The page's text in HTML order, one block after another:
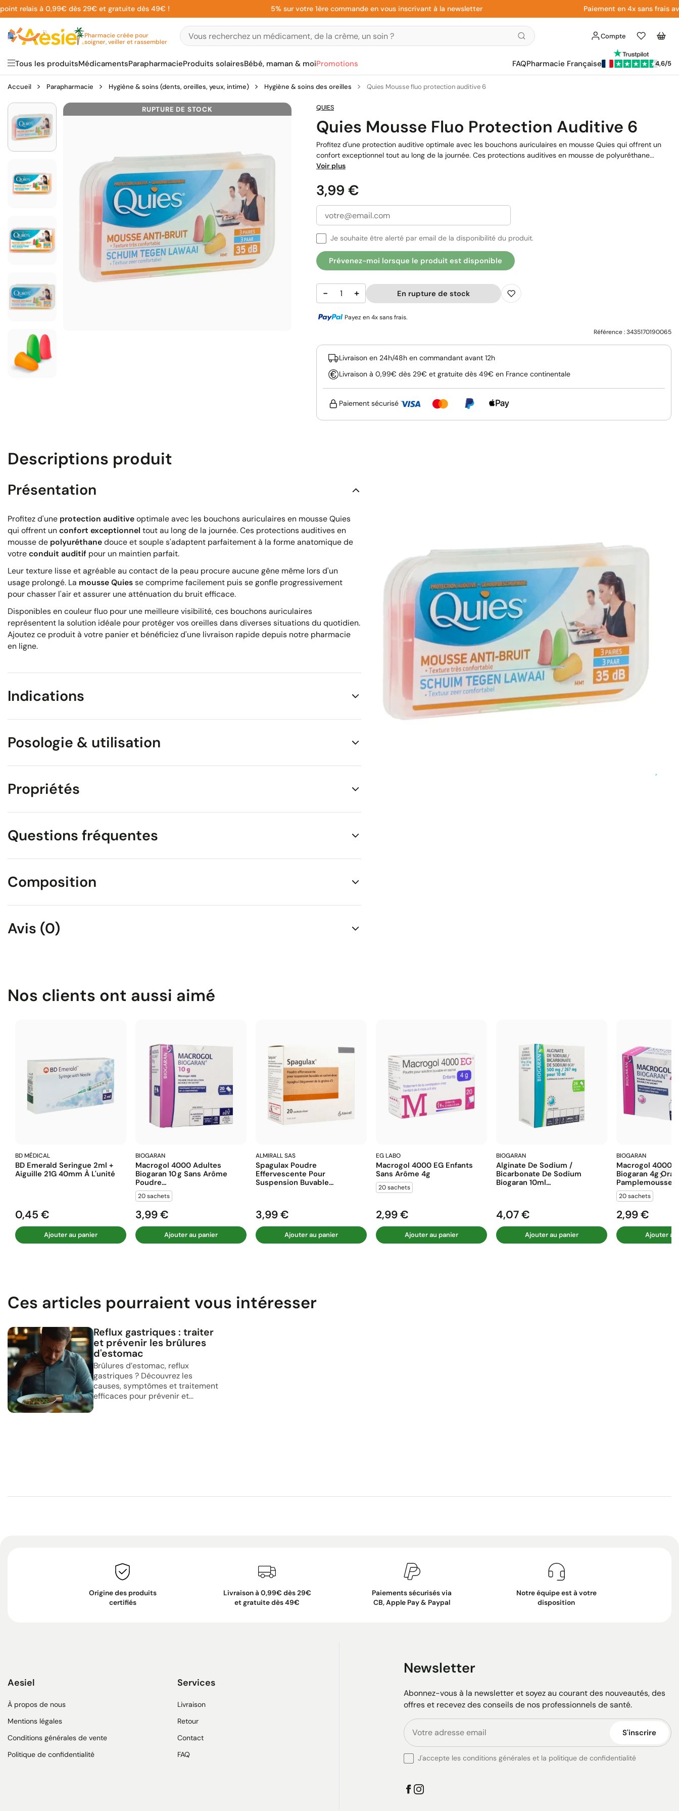
Aller
au
contenu
à 0,99€ dès 29€ et gratuite dès 49€ ! 5% sur votre 1ère commande en vous inscrivant à la newsletter Paiement en 4x sans frais avec
Pharmacie créée pour
soigner, veiller et rassembler
Compte
Liste
d'envies
Panier
Tous les produitsMédicamentsParapharmacieProduits solairesBébé, maman & moiPromotions FAQPharmacie Française 4,6/5
Accueil Parapharmacie Hygiène & soins (dents, oreilles, yeux, intime) Hygiène & soins des oreilles Quies Mousse fluo protection auditive 6
RUPTURE DE STOCK QUIES
Quies Mousse Fluo Protection Auditive 6
Profitez d'une protection auditive optimale avec les bouchons auriculaires en mousse Quies qui offrent un
confort exceptionnel tout au long de la journée. Ces protections auditives en mousse de polyuréthane...
Voir plus
Prix
3,99 €
Je souhaite être alerté par email de la disponibilité du produit.
Prévenez-moi lorsque le produit est disponible
− + En rupture de stock
Payez en 4x sans frais.
Référence :3435170190065
Livraison en 24h/48h en commandant avant 12h
Livraison à 0,99€ dès 29€ et gratuite dès 49€ en France continentale
Paiement sécurisé
Descriptions produit
Présentation
Profitez d'une protection auditiveoptimale avec les bouchons auriculaires en mousse Quies
qui offrent un confort exceptionnel tout au long de la journée. Ces protections auditives en
mousse de polyuréthanedouce et souple s'adaptent parfaitement à la forme anatomique de
votreconduit auditif pour un maintien parfait.
Leur texture lisse et agréable au contact de la peau procure aucune gêne même lors d'un
usage prolongé. La mousse Quiesse comprime facilement puis se gonfle progressivement
pour chasser l'air et assurer une atténuation du bruit efficace.
Disponibles en couleur fluo pour une meilleure visibilité, ces bouchons auriculaires
représentent la solution idéale pour protéger vos oreilles dans diverses situations du quotidien.
Ajoutez ce produit à votre panier et bénéficiez d'une livraison rapide depuis notre pharmacie
en ligne.
Indications
Posologie & utilisation
Propriétés
Questions fréquentes
Composition
Avis (0)
Nos clients ont aussi aimé
BD MÉDICAL
BD Emerald Seringue 2ml +
Aiguille 21G 40mm À L'unité
Prix
0,45 €
Ajouter au panier
BIOGARAN
Macrogol 4000 Adultes
Biogaran 10 G Sans Arôme
Poudre...
20 sachets
Prix
3,99 €
Ajouter au panier
ALMIRALL SAS
Spagulax Poudre
Effervescente Pour
Suspension Buvable...
Prix
3,99 €
Ajouter au panier
EG LABO
Macrogol 4000 EG Enfants
Sans Arôme 4g
20 sachets
Prix
2,99 €
Ajouter au panier
BIOGARAN
Alginate De Sodium /
Bicarbonate De Sodium
Biogaran 10ml...
Prix
4,07 €
Ajouter au panier
BIOGARAN
Macrogol 4000
Biogaran 4g
Pamplemousse...
20 sachets
Prix
2,99 €
Ajouter au
Ces articles pourraient vous intéresser
Reflux gastriques : traiter
et prévenir les brûlures
d'estomac
Brûlures d’estomac, reflux
gastriques ? Découvrez les
causes, symptômes et traitement
efficaces pour prévenir et...
Origine des produits
certifiés
Livraison à 0,99€ dès 29€
et gratuite dès 49€
Paiements sécurisés via
CB, Apple Pay & Paypal
Notre équipe est à votre
disposition
Aesiel
À propos de nous
Mentions légales
Conditions générales de vente
Politique de confidentialité
Services
Livraison
Retour
Contact
FAQ
Newsletter
Abonnez-vous à la newsletter et soyez au courant des nouveautés, des
offres et recevez des conseils de nos professionnels de santé.
S'inscrire
J'accepte les conditions générales et la politique de confidentialité